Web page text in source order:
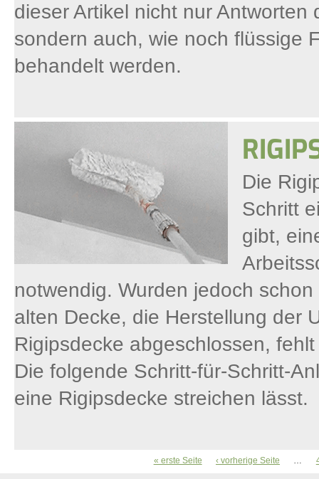
dieser Artikel nicht nur
sondern auch, wie noch flüssige
behandelt werden.
Die
Schritt
gibt,
notwendig. Wurden jedoch
alten Decke, die Herstellung der
Rigipsdecke abgeschlossen,
Die folgende Schritt-für-Schritt-
eine Rigipsdecke streichen lässt.
« erste Seite ‹ vorherige Seite …